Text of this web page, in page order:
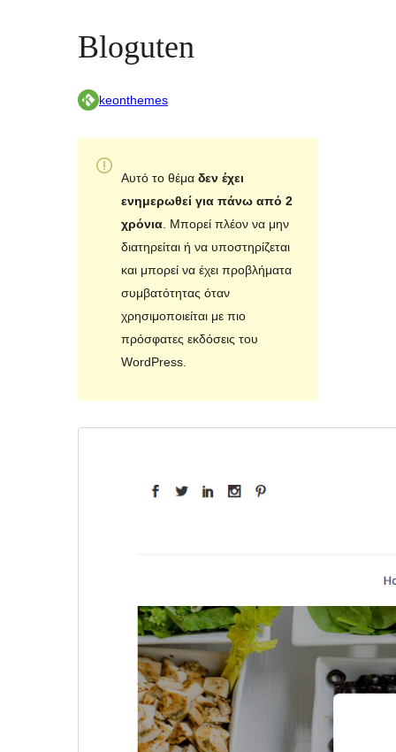
Bloguten
keonthemes
Αυτό το θέμα δεν έχει
ενημερωθεί για πάνω από 2
χρόνια. Μπορεί πλέον να μην
διατηρείται ή να υποστηρίζεται
και μπορεί να έχει προβλήματα
συμβατότητας όταν
χρησιμοποιείται με πιο
πρόσφατες εκδόσεις του
WordPress.